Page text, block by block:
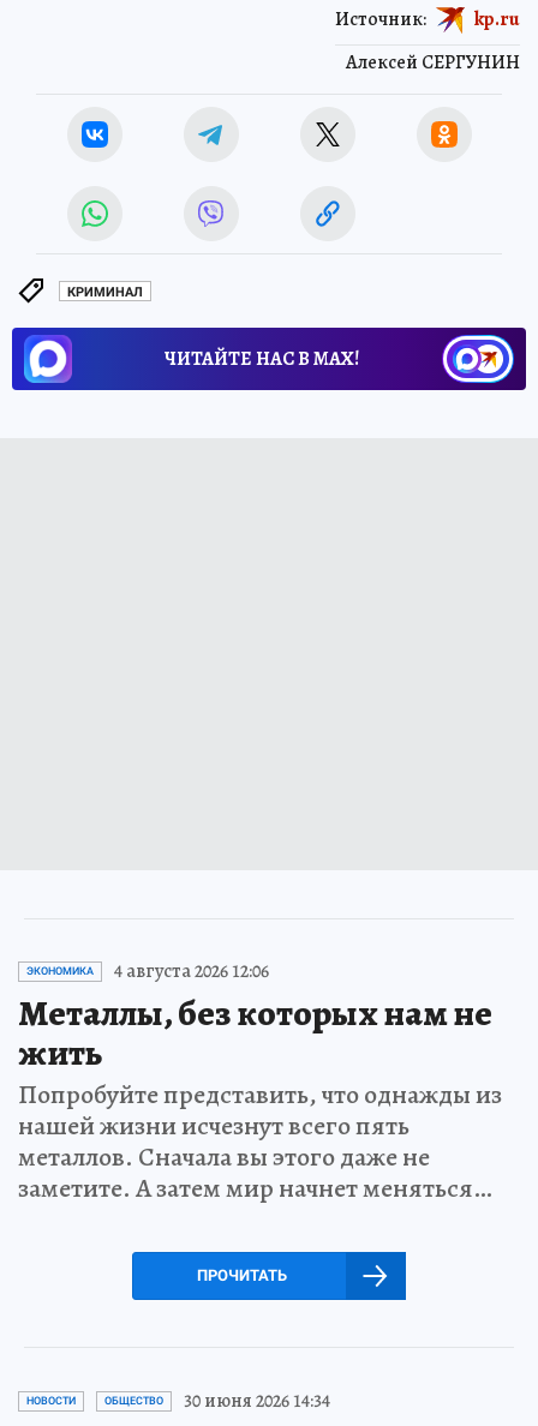
Алексей СЕРГУНИН
Источник: kp.ru
КРИМИНАЛ
ЧИТАЙТЕ НАС В МАХ!
ЭКОНОМИКА 4 августа 2026 12:06
Металлы, без которых нам не
жить
Попробуйте представить, что однажды из
нашей жизни исчезнут всего пять
металлов. Сначала вы этого даже не
заметите. А затем мир начнет меняться…
ПРОЧИТАТЬ
НОВОСТИ ОБЩЕСТВО 30 июня 2026 14:34